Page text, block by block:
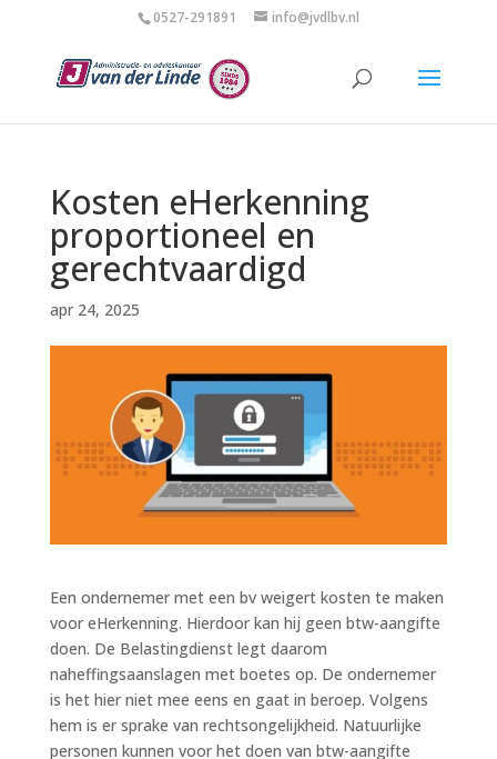
0527-291891 info@jvdlbv.nl
Kosten eHerkenning
proportioneel en
gerechtvaardigd
apr 24, 2025
Een ondernemer met een bv weigert kosten te maken
voor eHerkenning. Hierdoor kan hij geen btw-aangifte
doen. De Belastingdienst legt daarom
naheffingsaanslagen met boetes op. De ondernemer
is het hier niet mee eens en gaat in beroep. Volgens
hem is er sprake van rechtsongelijkheid. Natuurlijke
personen kunnen voor het doen van btw-aangifte